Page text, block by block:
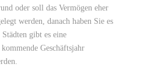
oder soll das Vermögen eher
werden, danach haben Sie es
gibt es eine
Geschäftsjahr